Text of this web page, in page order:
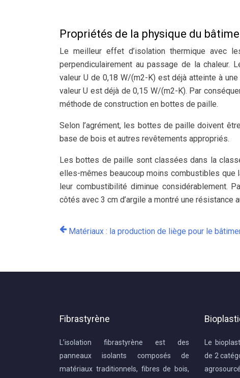
Propriétés de la physique du
Le meilleur effet d’isolation thermique avec
perpendiculairement au passage de la
valeur U de 0,18 W/(m2-K) est déjà atteinte à
valeur U est déjà de 0,15 W/(m2-K). Par
méthode de construction en bottes de paille.
Selon l’agrément, les bottes de paille doivent
base de bois et autres revêtements appropriés.
Les bottes de paille sont classées dans la
elles-mêmes beaucoup moins combustibles que
leur combustibilité diminue considérablement.
côtés avec 3 cm d’argile a montré une résistance
Matériaux : la production de liège pour le
Fibrastyrène
L’isolation fibrastyrène est des
panneaux isolants composés de
matériaux traditionnels, fibres de bois,
Le
de 2